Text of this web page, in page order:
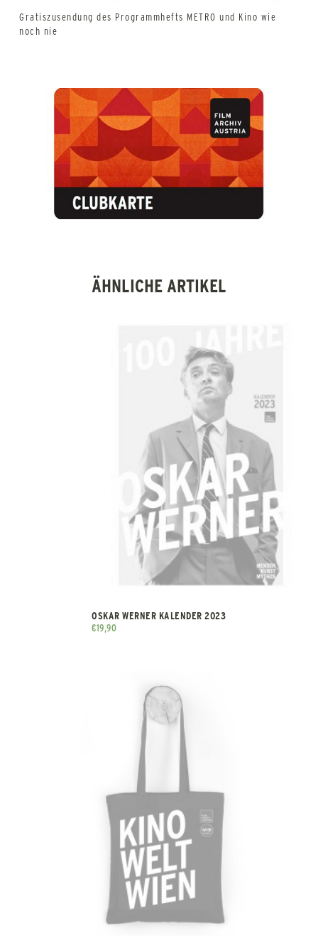
Gratiszusendung des Programmhefts METRO und Kino wie
noch nie
ÄHNLICHE ARTIKEL
OSKAR WERNER KALENDER 2023
€19,90